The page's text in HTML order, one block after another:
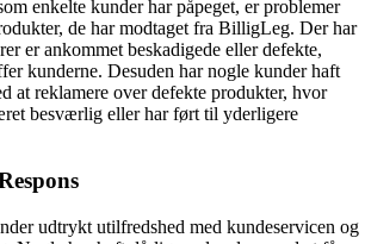
enkelte kunder har påpeget, er problemer
de har modtaget fra BilligLeg. Der har
er ankommet beskadigede eller defekte,
kunderne. Desuden har nogle kunder haft
at reklamere over defekte produkter, hvor
besværlig eller har ført til yderligere
udtrykt utilfredshed med kundeservicen og